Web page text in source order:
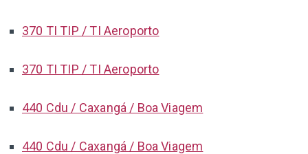
370 TI TIP / TI Aeroporto
370 TI TIP / TI Aeroporto
440 Cdu / Caxangá / Boa Viagem
440 Cdu / Caxangá / Boa Viagem